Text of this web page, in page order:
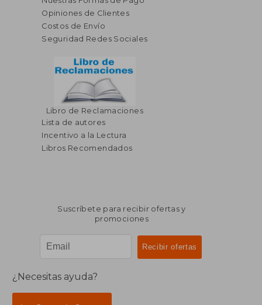
45%
dcto.
$ 42.50
Opiniones de Clientes
Costos de Envío
Seguridad Redes Sociales
Libro de Reclamaciones
Lista de autores
Incentivo a la Lectura
Libros Recomendados
Suscríbete para recibir ofertas y
promociones
¿Necesitas ayuda?